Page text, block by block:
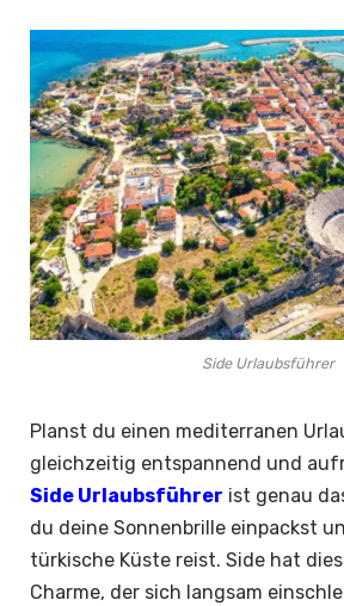
Side Urlaubsführer
Planst du einen mediterranen
gleichzeitig entspannend und
Side Urlaubsführer ist genau
du deine Sonnenbrille einpackst
türkische Küste reist. Side hat
Charme, der sich langsam